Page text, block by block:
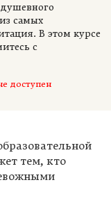
самых
В этом курсе
с
доступен
тем, кто